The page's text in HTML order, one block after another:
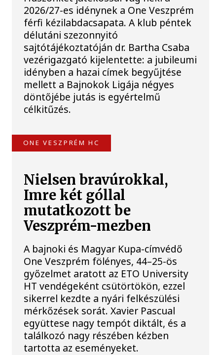
2026/27-es idénynek a One Veszprém
férfi kézilabdacsapata. A klub péntek
délutáni szezonnyitó
sajtótájékoztatóján dr. Bartha Csaba
vezérigazgató kijelentette: a jubileumi
idényben a hazai címek begyűjtése
mellett a Bajnokok Ligája négyes
döntőjébe jutás is egyértelmű
célkitűzés.
ONE VESZPRÉM HC
Nielsen bravúrokkal,
Imre két góllal
mutatkozott be
Veszprém-mezben
A bajnoki és Magyar Kupa-címvédő
One Veszprém fölényes, 44–25-ös
győzelmet aratott az ETO University
HT vendégeként csütörtökön, ezzel
sikerrel kezdte a nyári felkészülési
mérkőzések sorát. Xavier Pascual
együttese nagy tempót diktált, és a
találkozó nagy részében kézben
tartotta az eseményeket.